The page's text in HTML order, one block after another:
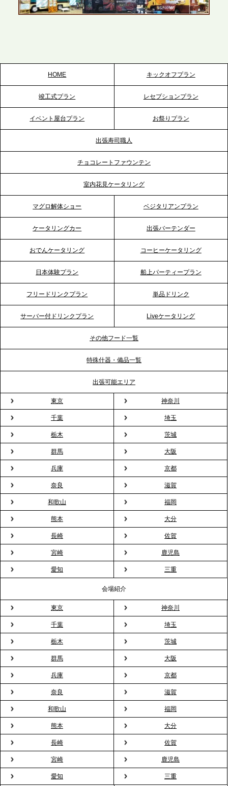
2026.5.22
2026.5.20
プレスリリースのご案内｜ケータリングのセカンド
2026.5.12
プレスリリースのご案内｜ケータリングのセカンド
プレスリリースのご案内｜「温かな食」が会話のス
イッチに。新入社員研修で《食体験としてのケータ
テーブル、横浜事務所を新設。神奈川エリアのサー
ビス提供体制を強化し、質の高い「場づくり」をサ
TBS「Nスタ」で、2ndTable「1DISH」の花見オー
ドブルが紹介されました
2026.3.23
プレスリリースのご案内｜入社式の“そのまま懇親
会”が企業で広がる。 新入社員の交流を支える『オフ
ィスケータリング』という新しい活用法
2026.3.20
NHK「ニュースウオッチ9」で、2ndTable「室内花
2026.3.16
プレスリリースのご案内｜2026年、春の親睦は「花
粉レス」な室内花見。福利厚生としても注目され
る、快適で新しいお花見体験
2026.3.5
プレスリリースのご案内｜「室内お花見」の法人利
用が前年比4倍に急増。オフィスに桜が届く福利厚生
2026.2.13
プレスリリースのご案内｜オフィスが「１日限定の
バー」に！福利厚生・社内交流を格上げする《出張
バーテンダー》サービスを開始
2026.1.26
プレスリリースのご案内｜もう「義理チョコ」で悩
まない。職場のバレンタインをケータリングで“福利
厚生”化。採用にも効く新スタイルを提案
HOME キックオフプラン
竣工式プラン レセプションプラン
イベント屋台プラン お祭りプラン
出張寿司職人
チョコレートファウンテン
室内花見ケータリング
マグロ解体ショー ベジタリアンプラン
ケータリングカー 出張バーテンダー
おでんケータリング コーヒーケータリング
日本体験プラン 船上パーティープラン
フリードリンクプラン 単品ドリンク
サーバー付ドリンクプラン Liveケータリング
その他フード一覧
特殊什器・備品一覧
出張可能エリア
東京 神奈川
千葉 埼玉
栃木 茨城
群馬 大阪
兵庫 京都
奈良 滋賀
和歌山 福岡
熊本 大分
長崎 佐賀
宮崎 鹿児島
愛知 三重
会場紹介
東京 神奈川
千葉 埼玉
栃木 茨城
群馬 大阪
兵庫 京都
奈良 滋賀
和歌山 福岡
熊本 大分
長崎 佐賀
宮崎 鹿児島
愛知 三重